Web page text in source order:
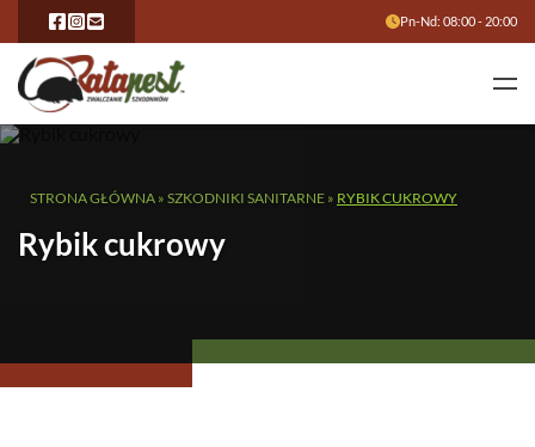
Pn-Nd: 08:00 - 20:00
STRONA GŁÓWNA » SZKODNIKI SANITARNE » RYBIK CUKROWY
Rybik cukrowy